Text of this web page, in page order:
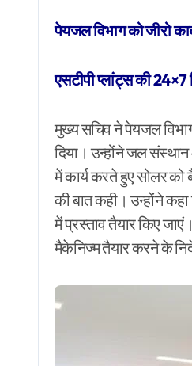
पेयजल विभाग को जीरो
एसटीपी प्लांट्स की 24×7
मुख्य सचिव ने पेयजल
दिया। उन्होंने जल
में कार्य करते हुए सोलर
की बात कही। उन्होंने
में प्रस्ताव तैयार किए
मैकेनिज्म तैयार करने के